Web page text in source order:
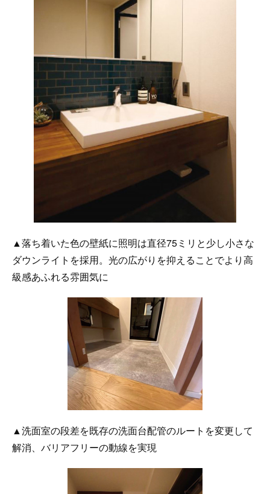
▲落ち着いた色の壁紙に照明は直径75ミリと少し小さな
ダウンライトを採用。光の広がりを抑えることでより高
級感あふれる雰囲気に
▲洗面室の段差を既存の洗面台配管のルートを変更して
解消、バリアフリーの動線を実現